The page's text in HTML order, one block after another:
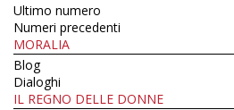
Ultimo numero
Numeri precedenti
MORALIA
Blog
Dialoghi
IL REGNO DELLE DONNE